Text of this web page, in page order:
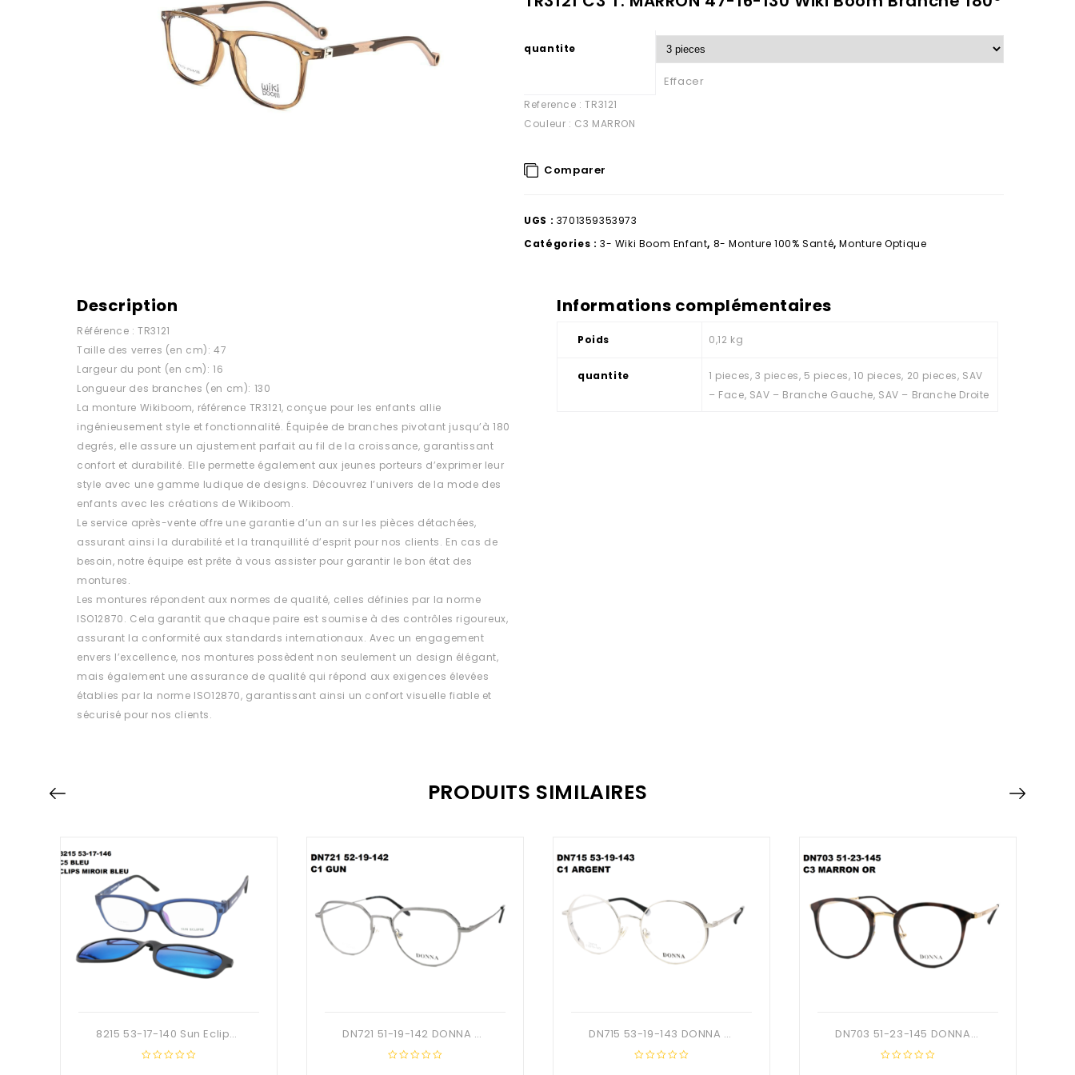
quantite
Effacer
Reference : TR3121
Couleur : C3 MARRON
Comparer
UGS : 3701359353973
Catégories : 3- Wiki Boom Enfant, 8- Monture 100% Santé,Monture Optique
Description
Référence : TR3121
Taille des verres (en cm): 47
Largeur du pont (en cm): 16
Longueur des branches (en cm): 130
La monture Wikiboom, référence TR3121, conçue pour les enfants allie
ingénieusement style et fonctionnalité. Équipée de branches pivotant jusqu’à 180
degrés, elle assure un ajustement parfait au fil de la croissance, garantissant
confort et durabilité. Elle permette également aux jeunes porteurs d’exprimer leur
style avec une gamme ludique de designs. Découvrez l’univers de la mode des
enfants avec les créations de Wikiboom.
Le service après-vente offre une garantie d’un an sur les pièces détachées,
assurant ainsi la durabilité et la tranquillité d’esprit pour nos clients. En cas de
besoin, notre équipe est prête à vous assister pour garantir le bon état des
montures.
Les montures répondent aux normes de qualité, celles définies par la norme
ISO12870. Cela garantit que chaque paire est soumise à des contrôles rigoureux,
assurant la conformité aux standards internationaux. Avec un engagement
envers l’excellence, nos montures possèdent non seulement un design élégant,
mais également une assurance de qualité qui répond aux exigences élevées
établies par la norme ISO12870, garantissant ainsi un confort visuelle fiable et
sécurisé pour nos clients.
Informations complémentaires
Poids 0,12 kg
quantite
1 pieces, 3 pieces, 5 pieces, 10 pieces, 20 pieces, SAV
– Face, SAV – Branche Gauche, SAV – Branche Droite
PRODUITS SIMILAIRES
8215 53-17-140 Sun Eclipse DN721 51-19-142 DONNA OPTIC + Etui DN715 53-19-143 DONNA OPTIC+ Etui DN703 51-23-145 DONNA OPTIC + Etui